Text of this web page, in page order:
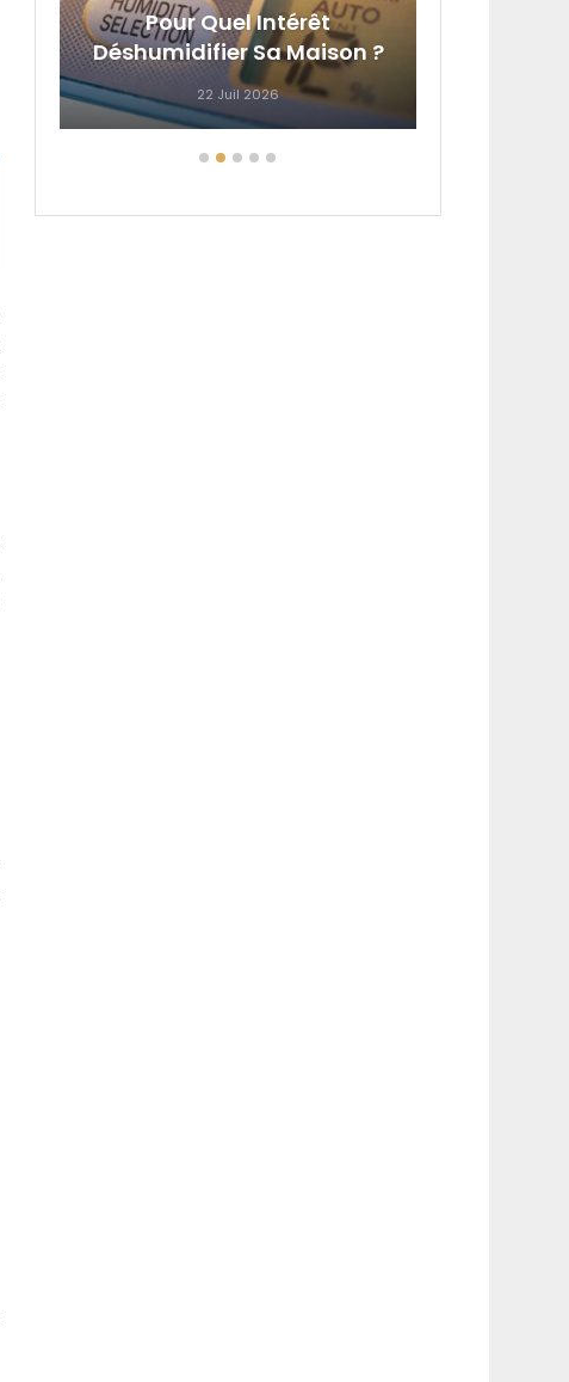
Pour Quel Intérêt
Déshumidifier Sa Maison ?
22 Juil 2026